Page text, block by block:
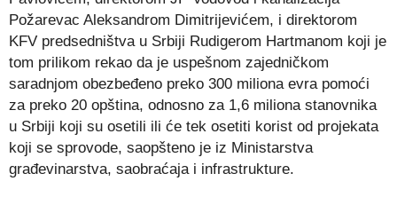
Požarevac Aleksandrom Dimitrijevićem, i direktorom
KFV predsedništva u Srbiji Rudigerom Hartmanom koji je
tom prilikom rekao da je uspešnom zajedničkom
saradnjom obezbeđeno preko 300 miliona evra pomoći
za preko 20 opština, odnosno za 1,6 miliona stanovnika
u Srbiji koji su osetili ili će tek osetiti korist od projekata
koji se sprovode, saopšteno je iz Ministarstva
građevinarstva, saobraćaja i infrastrukture.